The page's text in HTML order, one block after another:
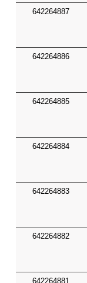
642264887
642264886
642264885
642264884
642264883
642264882
642264881